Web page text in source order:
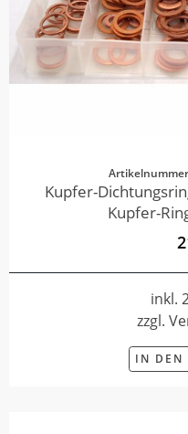
Kupfer-
Kupfer-
inkl.
zzgl.
IN DEN